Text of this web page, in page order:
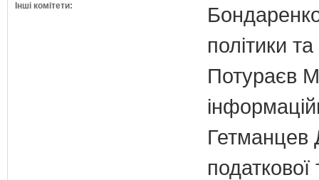
Інші комітети:
політики
Потураєв
Гетманцев
податкової